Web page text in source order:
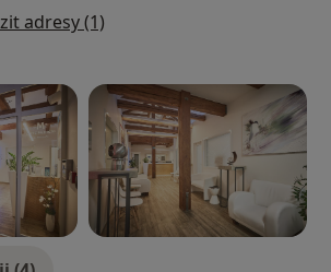
adresy (1)